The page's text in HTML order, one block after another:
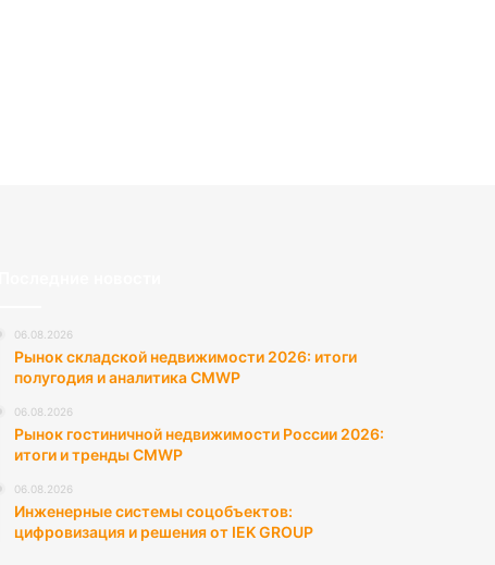
06.08.2026
Рынок складской недвижимости 2026: итоги
полугодия и аналитика CMWP
06.08.2026
Рынок гостиничной недвижимости России 2026:
итоги и тренды CMWP
06.08.2026
Инженерные системы соцобъектов:
цифровизация и решения от IEK GROUP